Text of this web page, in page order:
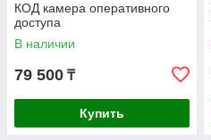
КОД камера оперативного
доступа
В наличии
79 500 ₸
Купить